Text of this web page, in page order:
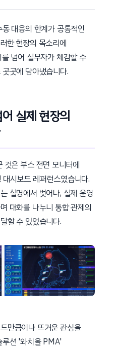
대응의 한계가 공통적인
한 현장의 목소리에
넘어 실무자가 체감할 수
곳에 담아냈습니다.
실제 현장의
것은 부스 전면 모니터에
시보드 레퍼런스였습니다.
설명에서 벗어나, 실제 운영
대화를 나누니 통합 관제의
할 수 있었습니다.
만큼이나 뜨거운 관심을
루션 '와치올 PMA'